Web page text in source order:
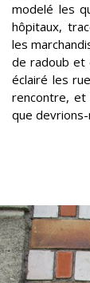
modelé les
hôpitaux,
les
de radoub et
éclairé les
rencontre, et
que